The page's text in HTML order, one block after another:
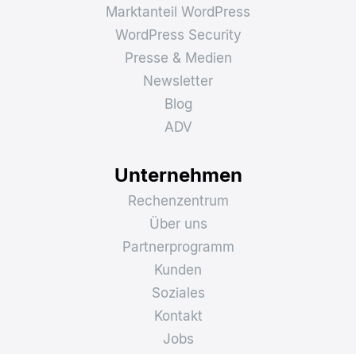
Marktanteil WordPress
WordPress Security
Presse & Medien
Newsletter
Blog
ADV
Unternehmen
Rechenzentrum
Über uns
Partnerprogramm
Kunden
Soziales
Kontakt
Jobs